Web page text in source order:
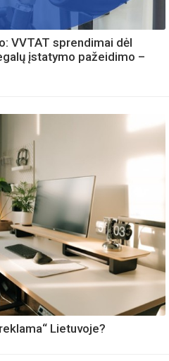
VVTAT sprendimai dėl
įstatymo pažeidimo –
Lietuvoje?